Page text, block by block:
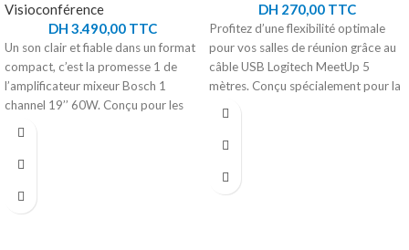
Visioconférence
DH 3.490,00TTC
Un son clair et fiable dans un format
compact, c’est la promesse 1 de
l’amplificateur mixeur Bosch 1
channel 19’’ 60W. Conçu pour les
installations petites et moyennes, il
compatibilité 4Ω, 8Ω, 70 V et 100
2 micro/ligne avec alimentation
DH 270,00TTC
Profitez d’une flexibilité optimale
pour vos salles de réunion grâce au
câble USB Logitech MeetUp 5
mètres. Conçu spécialement pour la
caméra de visioconférence Logitech
positionnement plus libre et adapté
étendue garantit une installation